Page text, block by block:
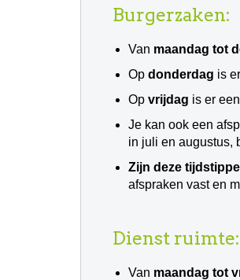
Burgerzaken:
Van maandag tot
Op donderdag is
Op vrijdag is er een
Je kan ook een
in juli en augustus,
Zijn deze
afspraken vast en
Dienst ruimte:
Van maandag tot